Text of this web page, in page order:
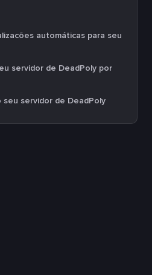
automáticas para seu
servidor de DeadPoly por
seu servidor de DeadPoly